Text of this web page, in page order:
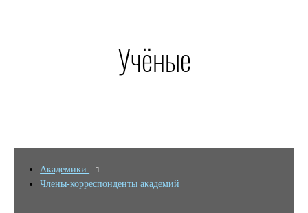
Учёные
Академики
Члены-корреспонденты академий